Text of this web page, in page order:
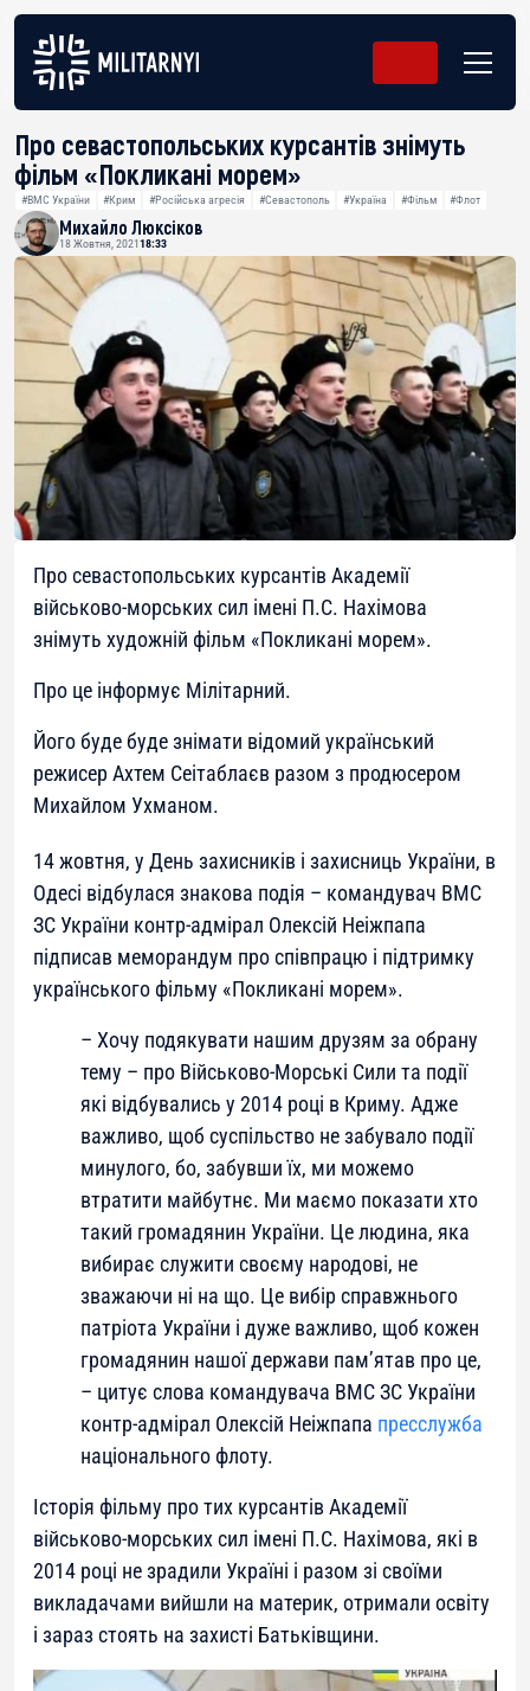
Про севастопольських курсантів знімуть
фільм «Покликані морем»
#ВМС України #Крим #Російська агресія #Севастополь #Україна #Фільм #Флот
Михайло Люксіков
18 Жовтня, 202118:33
Про севастопольських курсантів Академії
військово-морських сил імені П.С. Нахімова
знімуть художній фільм «Покликані морем».
Про це інформує Мілітарний.
Його буде буде знімати відомий український
режисер Ахтем Сеітаблаєв разом з продюсером
Михайлом Ухманом.
14 жовтня, у День захисників і захисниць України, в
Одесі відбулася знакова подія – командувач ВМС
ЗС України контр-адмірал Олексій Неіжпапа
підписав меморандум про співпрацю і підтримку
українського фільму «Покликані морем».
– Хочу подякувати нашим друзям за обрану
тему – про Військово-Морські Сили та події
які відбувались у 2014 році в Криму. Адже
важливо, щоб суспільство не забувало події
минулого, бо, забувши їх, ми можемо
втратити майбутнє. Ми маємо показати хто
такий громадянин України. Це людина, яка
вибирає служити своєму народові, не
зважаючи ні на що. Це вибір справжнього
патріота України і дуже важливо, щоб кожен
громадянин нашої держави пам’ятав про це,
– цитує слова командувача ВМС ЗС України
контр-адмірал Олексій Неіжпапа пресслужба
національного флоту.
Історія фільму про тих курсантів Академії
військово-морських сил імені П.С. Нахімова, які в
2014 році не зрадили Україні і разом зі своїми
викладачами вийшли на материк, отримали освіту
і зараз стоять на захисті Батьківщини.